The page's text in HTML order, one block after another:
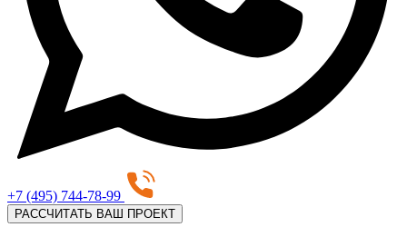
+7 (495) 744-78-99
РАССЧИТАТЬ ВАШ ПРОЕКТ